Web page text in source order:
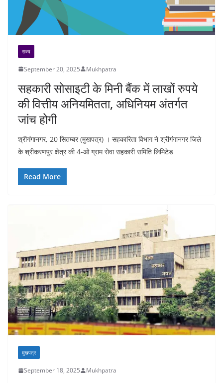
राज्य
September 20, 2025 Mukhpatra
सहकारी सोसाइटी के मिनी बैंक में लाखों रुपये
की वित्तीय अनियमितता, अधिनियम अंतर्गत
जांच होगी
श्रीगंगानगर, 20 सितम्बर (मुखपत्र) । सहकारिता विभाग ने श्रीगंगानगर जिले
के श्रीकरणपुर क्षेत्र की 4-ओ ग्राम सेवा सहकारी समिति लिमिटेड
Read More
मुखपत्र
September 18, 2025 Mukhpatra